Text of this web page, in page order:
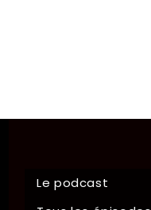
Le podcast